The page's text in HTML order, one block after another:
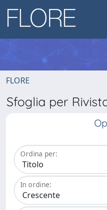
FLORE
Sfoglia per
Ordina per:
In ordine: